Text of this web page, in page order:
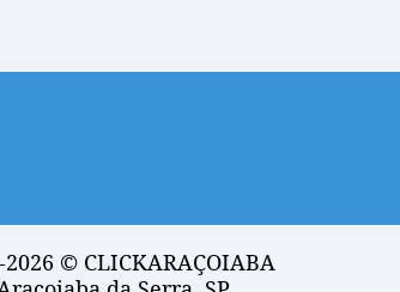
2026 © CLICKARAÇOIABA